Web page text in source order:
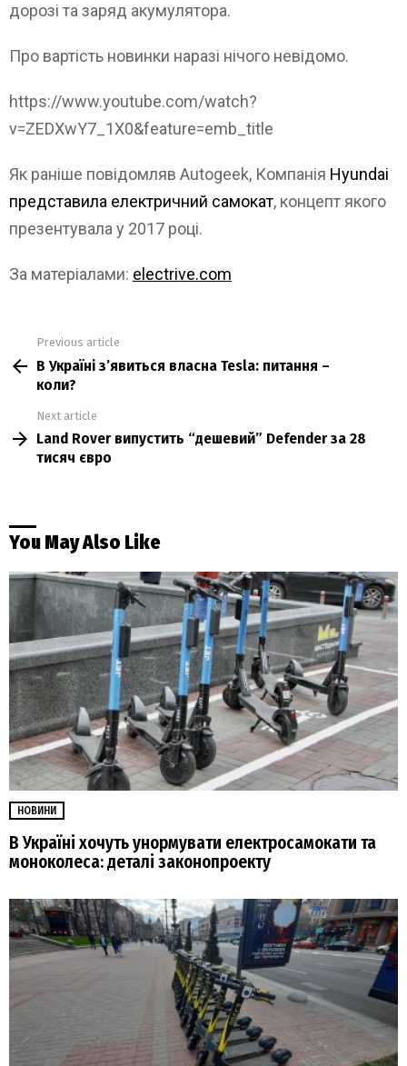
дорозі та заряд акумулятора.
Про вартість новинки наразі нічого невідомо.
https://www.youtube.com/watch?
v=ZEDXwY7_1X0&feature=emb_title
Як раніше повідомляв Autogeek, Компанія Hyundai
представила електричний самокат, концепт якого
презентувала у 2017 році.
За матеріалами: electrive.com
more
Previous article
В Україні з’явиться власна Tesla: питання –
коли?
Next article
Land Rover випустить “дешевий” Defender за 28
тисяч євро
You May Also Like
НОВИНИ
В Україні хочуть унормувати електросамокати та
моноколеса: деталі законопроекту